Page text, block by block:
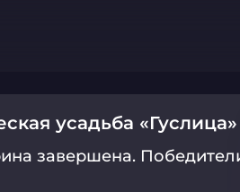
усадьба «Гуслица»
завершена.